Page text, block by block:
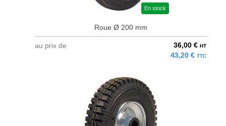
En stock
Roue Ø 200 mm
au prix de 36,00 € HT
43,20 € TTC